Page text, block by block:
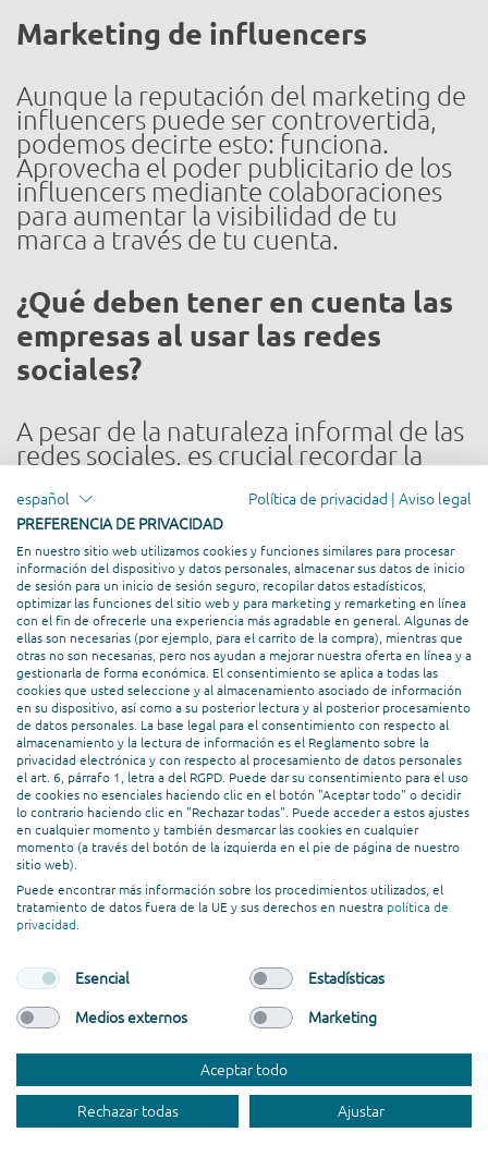
Marketing de influencers
Aunque la reputación del marketing de
influencers puede ser controvertida,
podemos decirte esto: funciona.
Aprovecha el poder publicitario de los
influencers mediante colaboraciones
para aumentar la visibilidad de tu
marca a través de tu cuenta.
¿Qué deben tener en cuenta las
empresas al usar las redes
sociales?
A pesar de la naturaleza informal de las
redes sociales, es crucial recordar la
respuestas pueden ser compartidos a
través de las redes. Por esta razón, tu
empresa necesita urgentemente
directrices para la conducta e
interacciones en redes sociales. Estas
directrices podrían incluir detalles
sobre tu estrategia de marketing en
redes sociales o herramientas de
terceros que ayuden en la creación de
contenido. También están diseñadas
para proteger a la empresa de riesgos
de seguridad en línea y proporcionar
claridad sobre qué información puede
compartirse en línea. En resumen: las
directrices de redes sociales están
destinadas principalmente a los
empleados, pero también se aplican a
influencers, socios comerciales y
agencias creativas con las que colabora
directrices son una parte crucial de las
prácticas de gestión de redes sociales
que deberías implementar. Abarcan
todos los aspectos de la gestión,
monitoreo y optimización de las
actividades en redes sociales a través
de todas las plataformas. Es importante
español Política de privacidad | Aviso legal
PREFERENCIA DE PRIVACIDAD
En nuestro sitio web utilizamos cookies y funciones similares para procesar
información del dispositivo y datos personales, almacenar sus datos de inicio
de sesión para un inicio de sesión seguro, recopilar datos estadísticos,
optimizar las funciones del sitio web y para marketing y remarketing en línea
con el fin de ofrecerle una experiencia más agradable en general. Algunas de
ellas son necesarias (por ejemplo, para el carrito de la compra), mientras que
otras no son necesarias, pero nos ayudan a mejorar nuestra oferta en línea y a
gestionarla de forma económica. El consentimiento se aplica a todas las
cookies que usted seleccione y al almacenamiento asociado de información
en su dispositivo, así como a su posterior lectura y al posterior procesamiento
de datos personales. La base legal para el consentimiento con respecto al
almacenamiento y la lectura de información es el Reglamento sobre la
privacidad electrónica y con respecto al procesamiento de datos personales
el art. 6, párrafo 1, letra a del RGPD. Puede dar su consentimiento para el uso
de cookies no esenciales haciendo clic en el botón "Aceptar todo" o decidir
lo contrario haciendo clic en "Rechazar todas". Puede acceder a estos ajustes
en cualquier momento y también desmarcar las cookies en cualquier
momento (a través del botón de la izquierda en el pie de página de nuestro
sitio web).
Puede encontrar más información sobre los procedimientos utilizados, el
tratamiento de datos fuera de la UE y sus derechos en nuestra política de
privacidad
Esencial Estadísticas
Medios externos Marketing
Aceptar todo
Rechazar todas Ajustar